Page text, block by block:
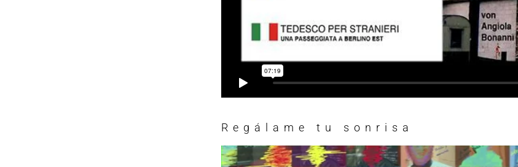
Regálame tu sonrisa